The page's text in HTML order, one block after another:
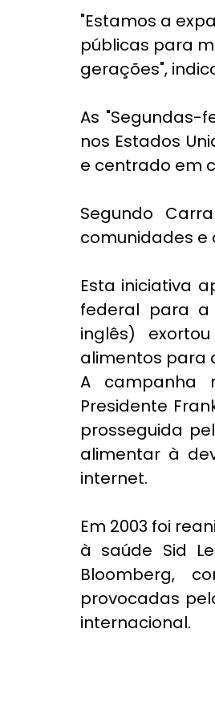
"Estamos a
públicas para
gerações",
As "Segundas-
nos Estados
e centrado em
Segundo
comunidades e
Esta iniciativa
federal para a
inglês)
alimentos para
A campanha
Presidente
prosseguida
alimentar à
internet.
Em 2003 foi
à saúde Sid
Bloomberg,
provocadas
internacional.